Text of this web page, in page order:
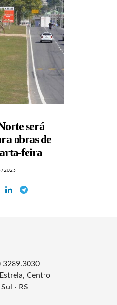
será
obras de
feira
2025
3289.3030
Centro
- RS